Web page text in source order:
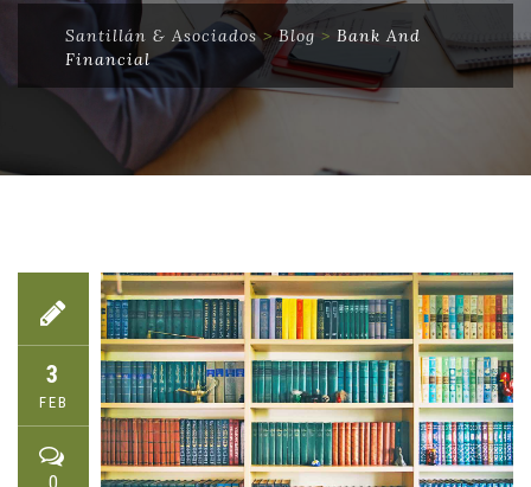
Santillán & Asociados>Blog> Bank And
Financial
3
FEB